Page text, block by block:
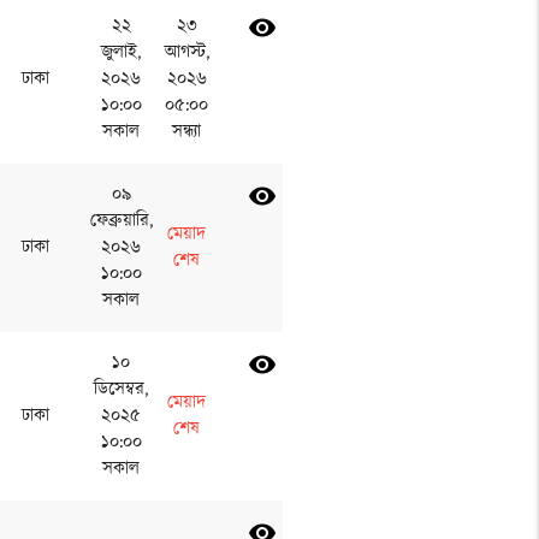
ঢাকা
২২
জুলাই,
২০২৬
১০:০০
সকাল
২৩
আগস্ট,
২০২৬
০৫:০০
সন্ধ্যা
visibility
ঢাকা
০৯
ফেব্রুয়ারি,
২০২৬
১০:০০
সকাল
মেয়াদ
শেষ
visibility
ঢাকা
১০
ডিসেম্বর,
২০২৫
১০:০০
সকাল
মেয়াদ
শেষ
visibility
visibility